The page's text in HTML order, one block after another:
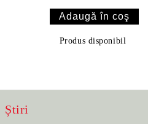
Produs disponibil
Știri